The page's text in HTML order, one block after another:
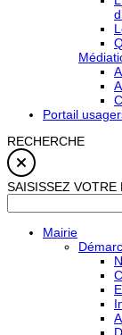
Portail
RECHERCHE
SAISISSEZ VOTRE
Mairie